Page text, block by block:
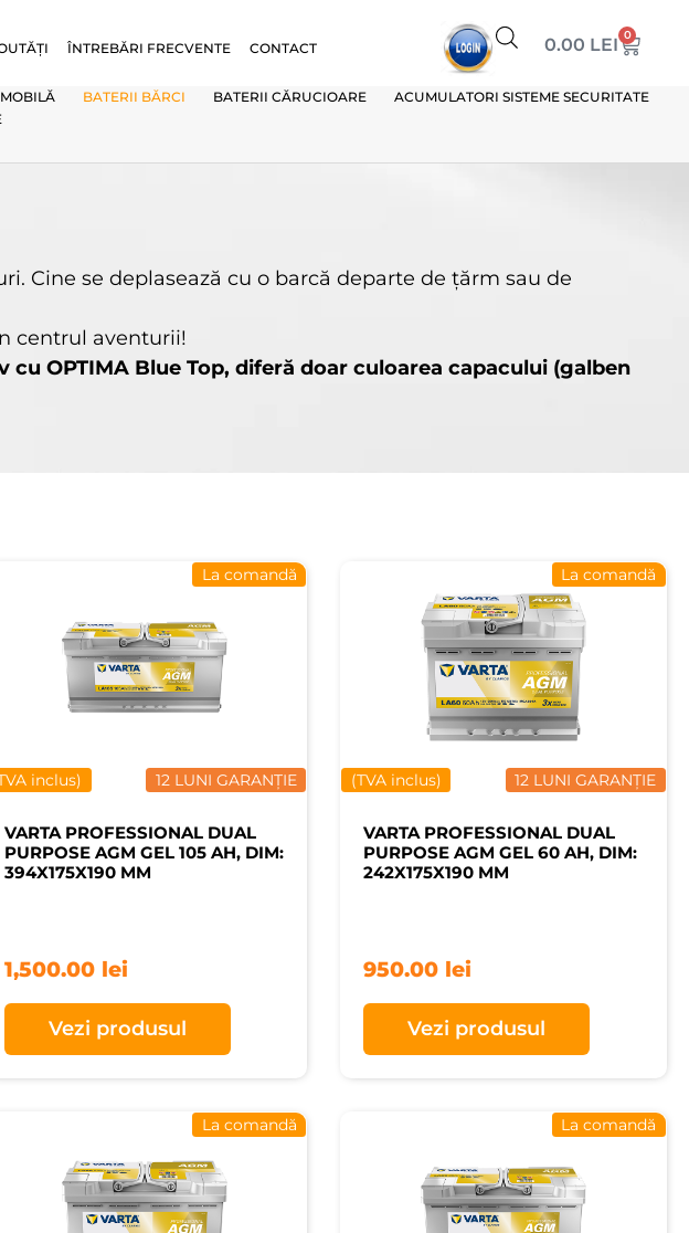
ÎNTREBĂRI FRECVENTE CONTACT 0.00 LEI 0
BATERII BĂRCI BATERII CĂRUCIOARE
ACUMULATORI SISTEME SECURITATE
Cine se deplasează cu o barcă departe de ţărm sau de
centrul aventurii!
OPTIMA Blue Top, diferă doar culoarea capacului (galben
12 LUNI GARANȚIE
La comandă
inclus)
VARTA PROFESSIONAL DUAL
PURPOSE AGM GEL 105 AH, DIM:
394X175X190 MM
1,500.00 lei
Vezi produsul
12 LUNI GARANȚIE
La comandă
(TVA inclus)
VARTA PROFESSIONAL DUAL
PURPOSE AGM GEL 60 AH, DIM:
242X175X190 MM
950.00 lei
Vezi produsul
La comandă La comandă